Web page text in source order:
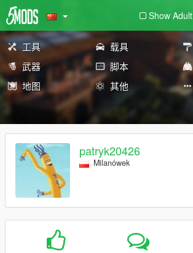
Show Adult
工具 载具
武器
脚本
地图
其他
patryk20426
Milanówek